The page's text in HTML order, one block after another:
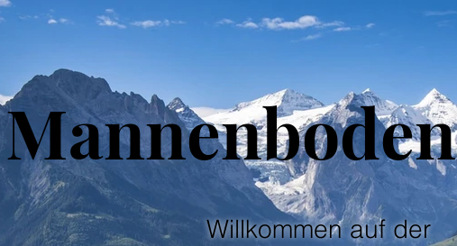
Willkommen auf der